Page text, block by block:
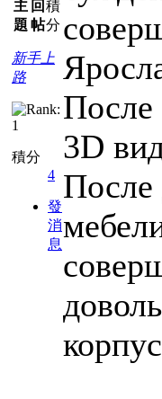
主
題
回
帖
積
分
新手上
路
積分
4
發
消
息
После
3D
После